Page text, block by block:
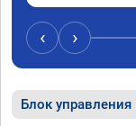
‹ ›
Блок управления